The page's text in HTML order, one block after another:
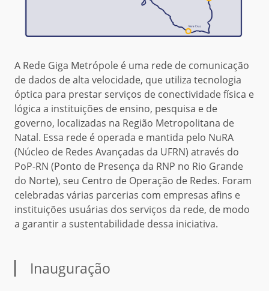
A Rede Giga Metrópole é uma rede de comunicação
de dados de alta velocidade, que utiliza tecnologia
óptica para prestar serviços de conectividade física e
lógica a instituições de ensino, pesquisa e de
governo, localizadas na Região Metropolitana de
Natal. Essa rede é operada e mantida pelo NuRA
(Núcleo de Redes Avançadas da UFRN) através do
PoP-RN (Ponto de Presença da RNP no Rio Grande
do Norte), seu Centro de Operação de Redes. Foram
celebradas várias parcerias com empresas afins e
instituições usuárias dos serviços da rede, de modo
a garantir a sustentabilidade dessa iniciativa.
Inauguração